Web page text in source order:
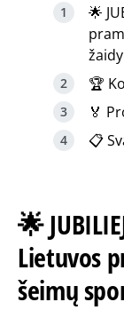
🌟
🏆
🏅
📋
🌟
Lietuvos
šeimų